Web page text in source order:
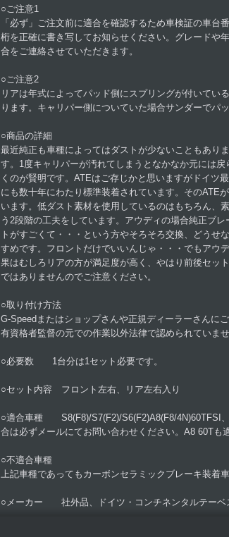
○ご注意1
「必ず」ご注文前に適合を確認するため車検証の車台
桁を正確に書き写してお知らせください。グレードや
合をご連絡させていただきます。
○ご注意2
リアは年式によってパッド側にスプリングが付いてい
ります。キャリパー側についていた場合サンダーでパ
○商品の詳細
最近純正も車種によってはダストが少ないこともあり
す。1度キャリパーが汚れてしまうとなかなか元には
くのが賢明です。ATEはご存じかと思いますがドイツ
にも数十年にわたり標準装着されています。そのATE
います。低ダスト素材を使用しているのはもちろん、
う2段階の工夫をしています。アウディの場合純正ブ
トがすごくて・・・という方やそろそろ交換、どうせ
すめです。フロントだけでいいんじゃ・・・でもアウ
果はむしろリアの方が満足度が高く、やはり前後セッ
ではありませんのでご注意ください。
○取り付け方法
G-Speedまたはショップさんや正規ディーラーさんに
有資格者監督の元での作業以外法律で認められていませ
○必要数 1台分は1セット必要です。
○セット内容 フロント左右、リア左右入り
○適合車種 S8(F8)/S7(F2)/S6(F2)A8(F8/4N)60TFSI
合は必ずメールにてお問い合わせください。A8 60Tも
○不適合車種
上記車種であってもカーボンセラミックブレーキ装着
○メーカー 社外品、ドイツ・コンチネンタルテーベ